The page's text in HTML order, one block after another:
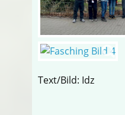
Text/Bild: Idz